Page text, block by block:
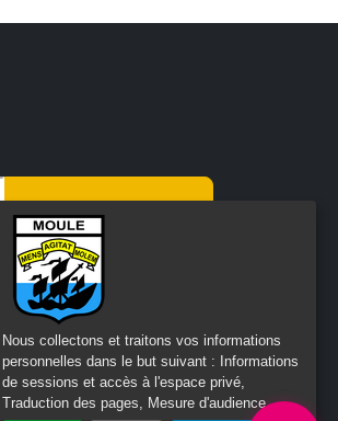
Nous collectons et traitons vos informations
personnelles dans le but suivant :
Informations
de sessions et accès à l'espace privé,
Traduction des pages, Mesure d'audience.